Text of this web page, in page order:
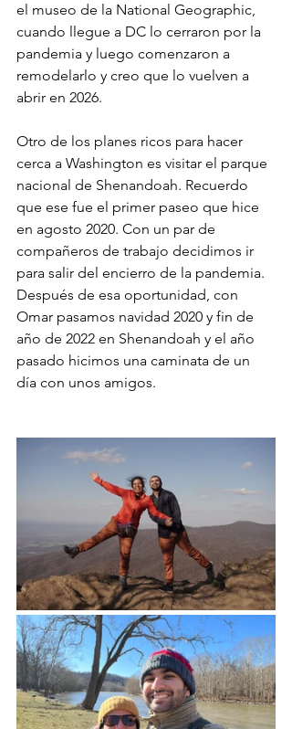
el museo de la National Geographic,
cuando llegue a DC lo cerraron por la
pandemia y luego comenzaron a
remodelarlo y creo que lo vuelven a
abrir en 2026.
Otro de los planes ricos para hacer
cerca a Washington es visitar el parque
nacional de Shenandoah. Recuerdo
que ese fue el primer paseo que hice
en agosto 2020. Con un par de
compañeros de trabajo decidimos ir
para salir del encierro de la pandemia.
Después de esa oportunidad, con
Omar pasamos navidad 2020 y fin de
año de 2022 en Shenandoah y el año
pasado hicimos una caminata de un
día con unos amigos.